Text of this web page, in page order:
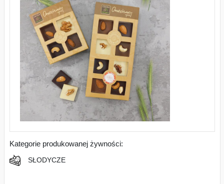
Kategorie produkowanej żywności:
SŁODYCZE